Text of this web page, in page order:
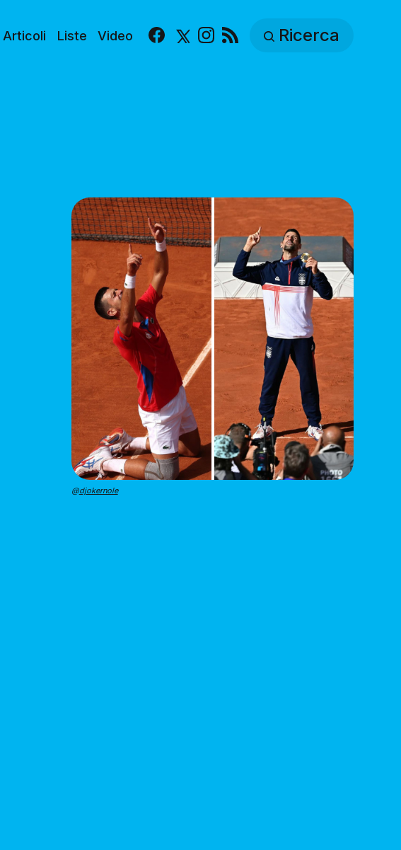
Articoli Liste Video Facebook
X Instagram Ricerca
@djokernole